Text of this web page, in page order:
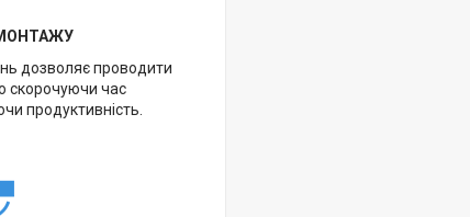
дозволяє проводити
скорочуючи час
продуктивність.